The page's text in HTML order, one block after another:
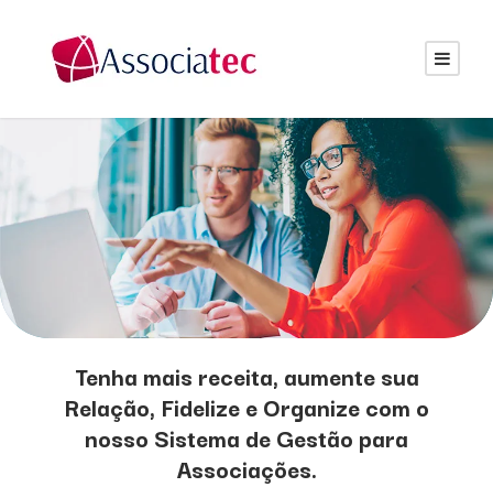
Tenha mais receita, aumente sua
Relação, Fidelize e Organize com o
nosso Sistema de Gestão para
Associações.